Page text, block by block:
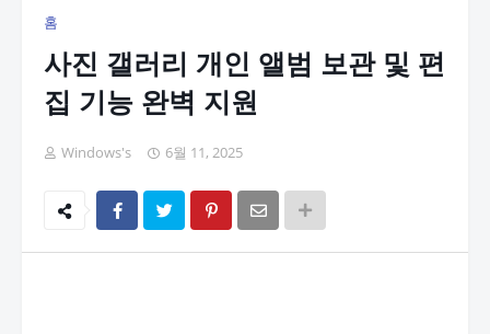
홈
사진 갤러리 개인 앨범 보관 및 편
집 기능 완벽 지원
Windows's 6월 11, 2025